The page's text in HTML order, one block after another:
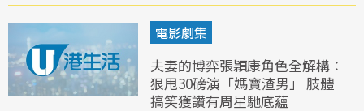
電影劇集
夫妻的博弈張頴康角色全解構：
狠甩30磅演「媽寶渣男」 肢體
搞笑獲讚有周星馳底蘊